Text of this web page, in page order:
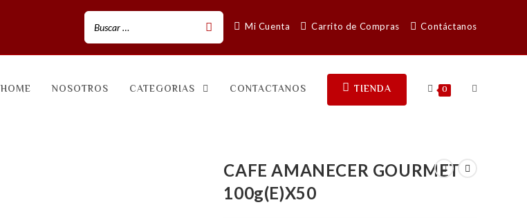
Mi Cuenta Carrito de Compras Contáctanos
HOME NOSOTROS CATEGORIAS CONTACTANOS TIENDA 0
CAFE AMANECER GOURMET
100g(E)X50